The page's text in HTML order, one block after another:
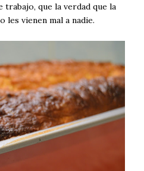
trabajo, que la verdad que la
les vienen mal a nadie.